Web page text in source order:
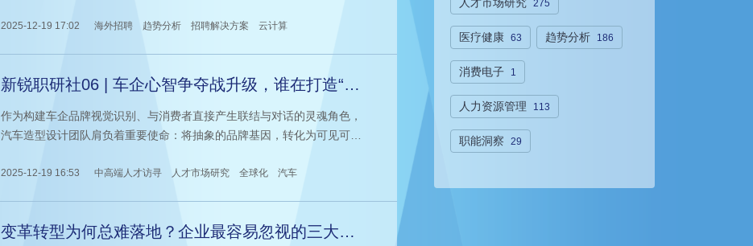
科技领域多年的招聘经验，Tom 认为 “独立顾问Contractor服务” 或许是一
2025-12-19 17:02 海外招聘 趋势分析 招聘解决方案 云计算
新锐职研社06 | 车企心智争夺战升级，谁在打造“第
作为构建车企品牌视觉识别、与消费者直接产生联结与对话的灵魂角色，
汽车造型设计团队肩负着重要使命：将抽象的品牌基因，转化为可见可
疑成为汽车品牌吸引消费者的关键推动力。
2025-12-19 16:53 中高端人才访寻 人才市场研究 全球化 汽车
变革转型为何总难落地？企业最容易忽视的三大管
275
医疗健康 63 趋势分析 186
消费电子 1
人力资源管理 113
职能洞察 29